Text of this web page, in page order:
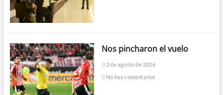
Nos pincharon el vuelo
2 de agosto de 2026
No hay comentarios